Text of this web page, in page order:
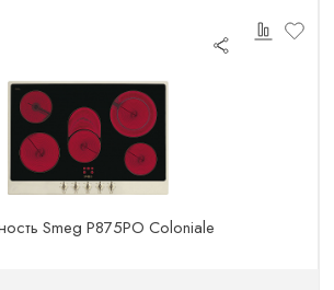
Smeg P875PO Coloniale